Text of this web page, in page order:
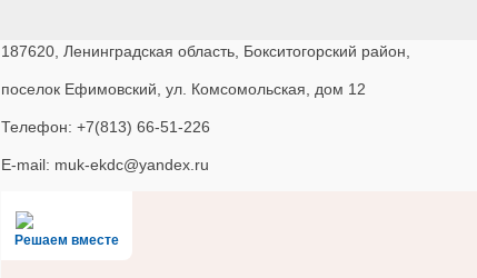
187620, Ленинградская область, Бокситогорский район,
поселок Ефимовский, ул. Комсомольская, дом 12
Телефон: +7(813) 66-51-226
E-mail: muk-ekdc@yandex.ru
Решаем вместе